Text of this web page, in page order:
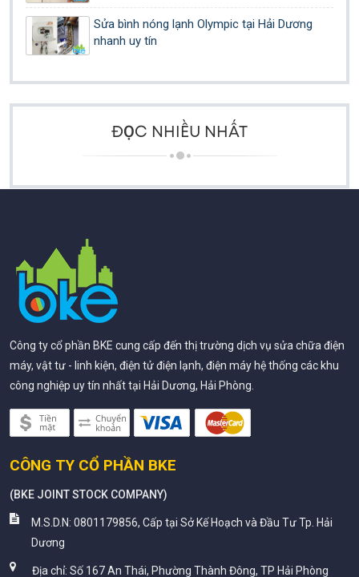
Sửa bình nóng lạnh Olympic tại Hải Dương
nhanh uy tín
ĐỌC NHIỀU NHẤT
Công ty cổ phần BKE cung cấp đến thị trường dịch vụ sửa chữa điện
máy, vật tư - linh kiện, điện tử điện lạnh, điện máy hệ thống các khu
công nghiệp uy tín nhất tại Hải Dương, Hải Phòng.
CÔNG TY CỔ PHẦN BKE
(BKE JOINT STOCK COMPANY)
M.S.D.N: 0801179856, Cấp tại Sở Kế Hoạch và Đầu Tư Tp. Hải
Dương
Địa chỉ: Số 167 An Thái, Phường Thành Đông, TP Hải Phòng